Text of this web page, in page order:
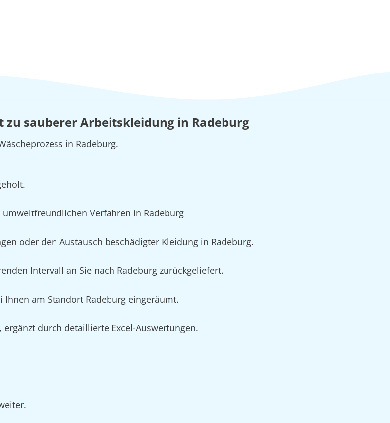
sauberer Arbeitskleidung in Radeburg
in Radeburg.
Verfahren in Radeburg
oder den Austausch beschädigter Kleidung in Radeburg.
Intervall an Sie nach Radeburg zurückgeliefert.
am Standort Radeburg eingeräumt.
durch detaillierte Excel-Auswertungen.